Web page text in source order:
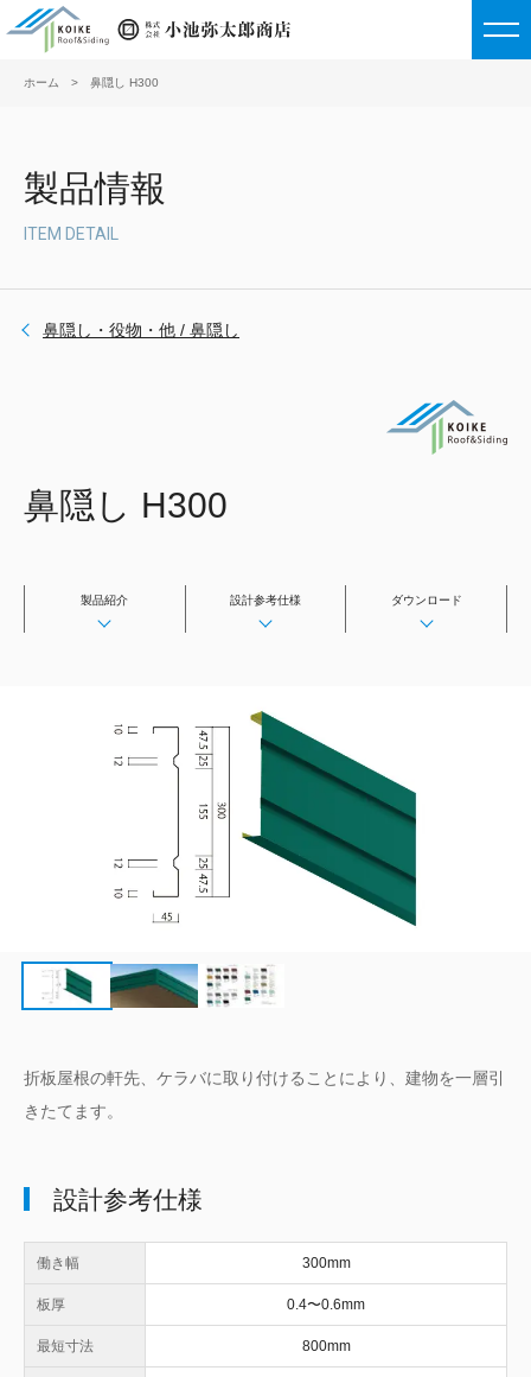
戻る
嵌合式縦葺
二重葺工法
吊り工法（吊工法）
戻る
縦葺（屋根材利用）
戻る
ホーム 鼻隠し H300
製品情報
ITEM DETAIL
鼻隠し・役物・他 / 鼻隠し
鼻隠し H300
製品紹介 設計参考仕様 ダウンロード
折板屋根の軒先、ケラバに取り付けることにより、建物を一層引
きたてます。
設計参考仕様
働き幅 300mm
板厚 0.4〜0.6mm
最短寸法 800mm